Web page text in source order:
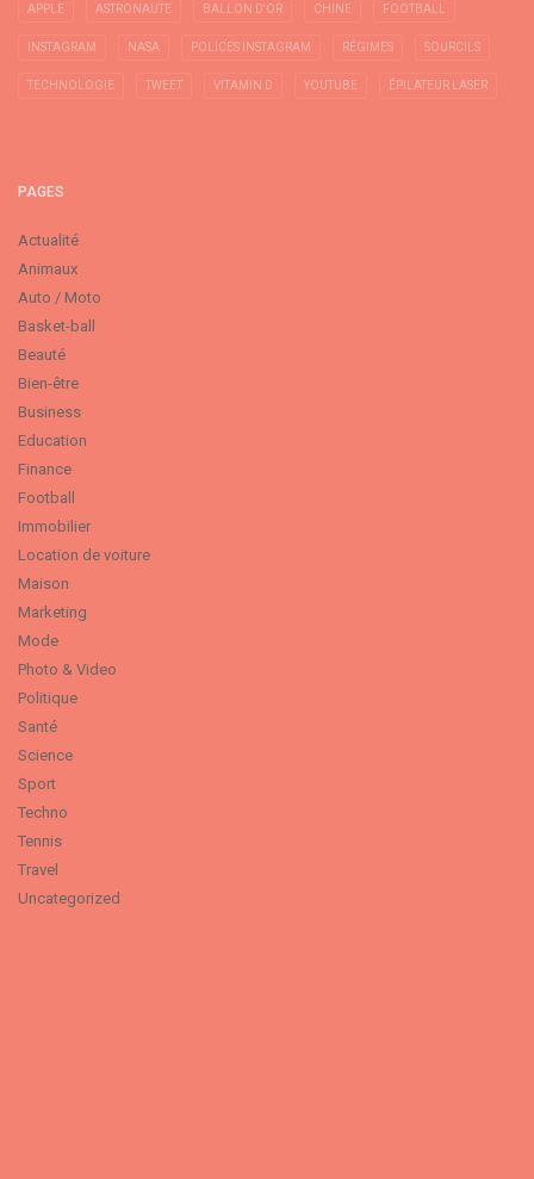
APPLE ASTRONAUTE BALLON D'OR CHINE FOOTBALL
INSTAGRAM NASA POLICES INSTAGRAM RÉGIMES SOURCILS
TECHNOLOGIE TWEET VITAMIN D YOUTUBE ÉPILATEUR LASER
PAGES
Actualité
Animaux
Auto / Moto
Basket-ball
Beauté
Bien-être
Business
Education
Finance
Football
Immobilier
Location de voiture
Maison
Marketing
Mode
Photo & Video
Politique
Santé
Science
Sport
Techno
Tennis
Travel
Uncategorized